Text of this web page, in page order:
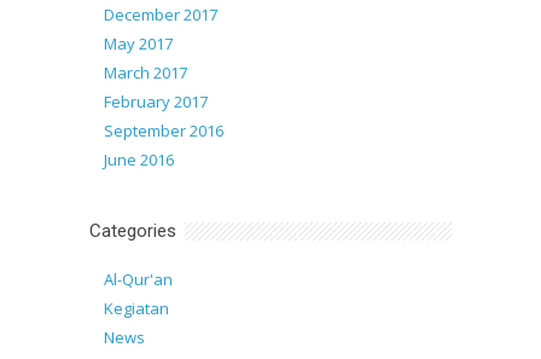
December 2017
May 2017
March 2017
February 2017
September 2016
June 2016
Categories
Al-Qur'an
Kegiatan
News